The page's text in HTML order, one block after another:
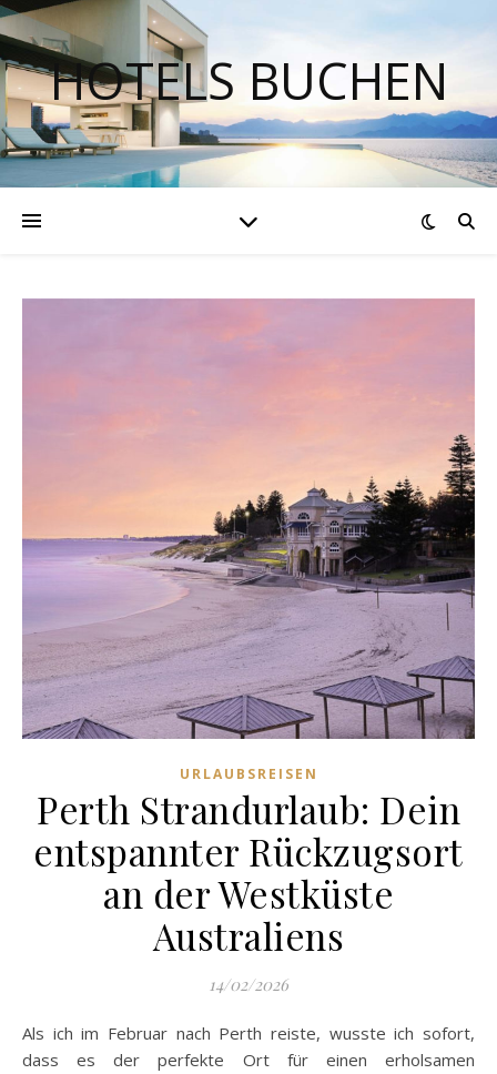
HOTELS BUCHEN
URLAUBSREISEN
Perth Strandurlaub: Dein
entspannter Rückzugsort
an der Westküste
Australiens
14/02/2026
Als ich im Februar nach Perth reiste, wusste ich sofort,
dass es der perfekte Ort für einen erholsamen